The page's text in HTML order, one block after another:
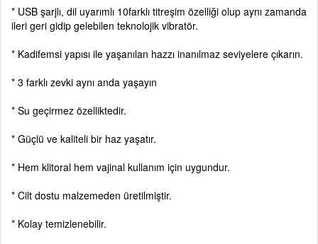
* USB şarjlı, dil uyarımlı 10farklı titreşim özelliği olup aynı zamanda
ileri geri gidip gelebilen teknolojik vibratör.
* Kadifemsi yapısı ile yaşanılan hazzı inanılmaz seviyelere çıkarın.
* 3 farklı zevki aynı anda yaşayın
* Su geçirmez özelliktedir.
* Güçlü ve kaliteli bir haz yaşatır.
* Hem klitoral hem vajinal kullanım için uygundur.
* Cilt dostu malzemeden üretilmiştir.
* Kolay temizlenebilir.